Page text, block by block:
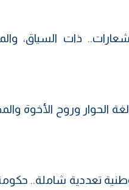
ذات السياق،
الحوار وروح الأخوة
تعددية شاملة.. حكومة